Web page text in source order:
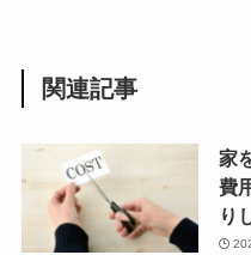
関連記事
家
費
り